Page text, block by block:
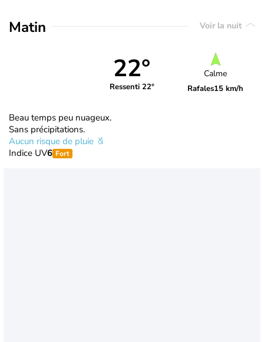
Matin Voir la nuit
22°
Ressenti 22°
Calme
Rafales15 km/h
Beau temps peu nuageux.
Sans précipitations.
Aucun risque de pluie
Indice UV6 Fort